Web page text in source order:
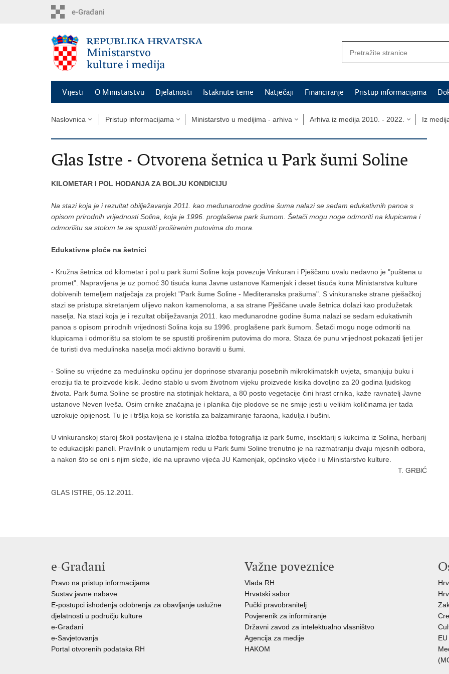
Vijesti O Ministarstvu Djelatnosti Istaknute teme Natječaji Financiranje Pristup informacijama
Naslovnica Pristup informacijama Ministarstvo u medijima - arhiva Arhiva iz medija 2010. - 2022. Iz
Glas Istre - Otvorena šetnica u Park šumi Soline
KILOMETAR I POL HODANJA ZA BOLJU KONDICIJU
Na stazi koja je i rezultat obilježavanja 2011. kao međunarodne godine šuma nalazi se sedam edukativnih panoa s
opisom prirodnih vrijednosti Solina, koja je 1996. proglašena park šumom. Šetači mogu noge odmoriti na klupicama i
odmorištu sa stolom te se spustiti proširenim putovima do mora.
Edukativne ploče na šetnici
- Kružna šetnica od kilometar i pol u park šumi Soline koja povezuje Vinkuran i Pješčanu uvalu nedavno je "puštena u
promet". Napravljena je uz pomoć 30 tisuća kuna Javne ustanove Kamenjak i deset tisuća kuna Ministarstva kulture
dobivenih temeljem natječaja za projekt "Park šume Soline - Mediteranska prašuma". S vinkuranske strane pješačkoj
stazi se pristupa skretanjem ulijevo nakon kamenoloma, a sa strane Pješčane uvale šetnica dolazi kao produžetak
naselja. Na stazi koja je i rezultat obilježavanja 2011. kao međunarodne godine šuma nalazi se sedam edukativnih
panoa s opisom prirodnih vrijednosti Solina koja su 1996. proglašene park šumom. Šetači mogu noge odmoriti na
klupicama i odmorištu sa stolom te se spustiti proširenim putovima do mora. Staza će punu vrijednost pokazati ljeti jer
će turisti dva medulinska naselja moći aktivno boraviti u šumi.
- Soline su vrijedne za medulinsku općinu jer doprinose stvaranju posebnih mikroklimatskih uvjeta, smanjuju buku i
eroziju tla te proizvode kisik. Jedno stablo u svom životnom vijeku proizvede kisika dovoljno za 20 godina ljudskog
života. Park šuma Soline se prostire na stotinjak hektara, a 80 posto vegetacije čini hrast crnika, kaže ravnatelj Javne
ustanove Neven Iveša. Osim crnike značajna je i planika čije plodove se ne smije jesti u velikim količinama jer tada
uzrokuje opijenost. Tu je i tršlja koja se koristila za balzamiranje faraona, kadulja i bušini.
U vinkuranskoj staroj školi postavljena je i stalna izložba fotografija iz park šume, insektarij s kukcima iz Solina, herbarij
te edukacijski paneli. Pravilnik o unutarnjem redu u Park šumi Soline trenutno je na razmatranju dvaju mjesnih odbora,
a nakon što se oni s njim slože, ide na upravno vijeća JU Kamenjak, općinsko vijeće i u Ministarstvo kulture.
T. GRBlĆ
GLAS ISTRE, 05.12.2011.
e-Građani
Pravo na pristup informacijama
Sustav javne nabave
E-postupci ishođenja odobrenja za obavljanje uslužne
djelatnosti u području kulture
e-Građani
e-Savjetovanja
Portal otvorenih podataka RH
Važne poveznice
Vlada RH
Hrvatski sabor
Pučki pravobranitelj
Povjerenik za informiranje
Državni zavod za intelektualno vlasništvo
Agencija za medije
HAKOM